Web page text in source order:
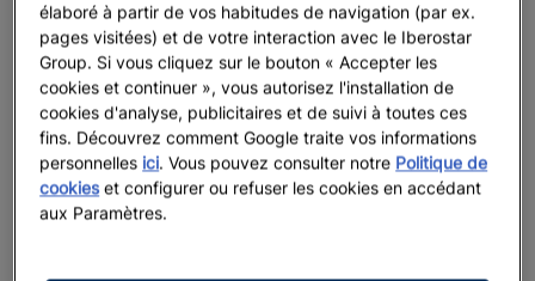
élaboré à partir de vos habitudes de navigation (par ex.
pages visitées) et de votre interaction avec le Iberostar
Group. Si vous cliquez sur le bouton « Accepter les
cookies et continuer », vous autorisez l'installation de
cookies d'analyse, publicitaires et de suivi à toutes ces
fins. Découvrez comment Google traite vos informations
personnelles ici. Vous pouvez consulter notre Politique de
cookies et configurer ou refuser les cookies en accédant
aux Paramètres.